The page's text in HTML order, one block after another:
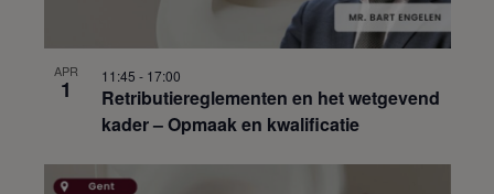
APR
1
Retributiereglementen en het wetgevend
kader – Opmaak en kwalificatie
11:45 - 17:00